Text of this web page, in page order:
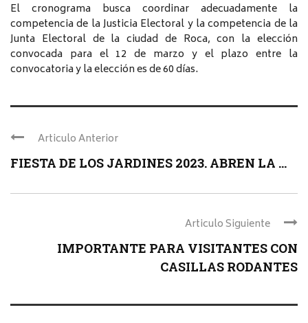
El cronograma busca coordinar adecuadamente la
competencia de la Justicia Electoral y la competencia de la
Junta Electoral de la ciudad de Roca, con la elección
convocada para el 12 de marzo y el plazo entre la
convocatoria y la elección es de 60 días.
Articulo Anterior
FIESTA DE LOS JARDINES 2023. ABREN LA ...
Articulo Siguiente
IMPORTANTE PARA VISITANTES CON
CASILLAS RODANTES